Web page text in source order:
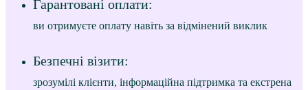
Гарантовані оплати:
ви отримуєте оплату навіть за відмінений виклик
Безпечні візити:
зрозумілі клієнти, інформаційна підтримка та екстрена